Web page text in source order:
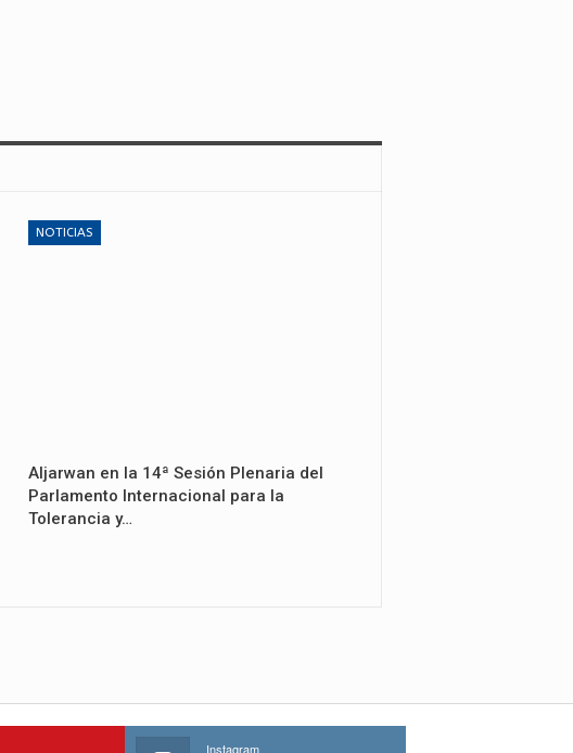
NOTICIAS
Aljarwan en la 14ª Sesión Plenaria del
Parlamento Internacional para la
Tolerancia y…
Instagram